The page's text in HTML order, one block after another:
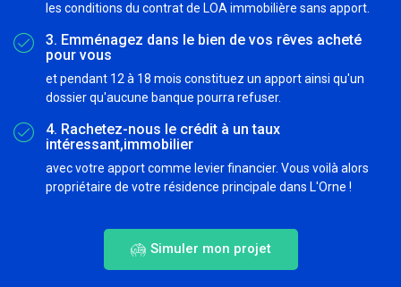
les conditions du contrat de LOA immobilière sans apport.
3. Emménagez dans le bien de vos rêves acheté
pour vous
et pendant 12 à 18 mois constituez un apport ainsi qu'un
dossier qu'aucune banque pourra refuser.
4. Rachetez-nous le crédit à un taux
intéressant,immobilier
avec votre apport comme levier financier. Vous voilà alors
propriétaire de votre résidence principale dans L'Orne !
Simuler mon projet